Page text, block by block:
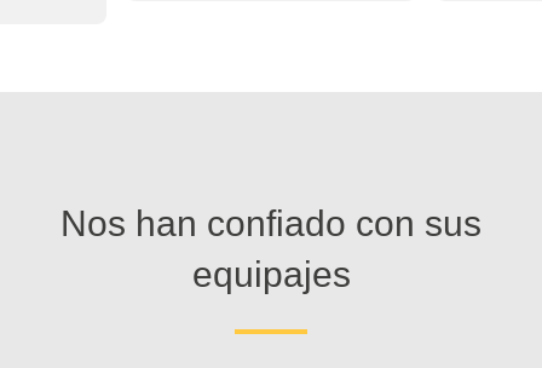
Nos han confiado con sus
equipajes